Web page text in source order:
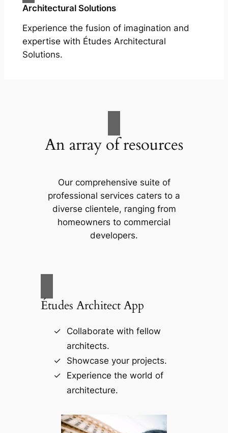
Architectural Solutions
Experience the fusion of imagination and
expertise with Études Architectural
Solutions.
An array of resources
Our comprehensive suite of
professional services caters to a
diverse clientele, ranging from
homeowners to commercial
developers.
Études Architect App
Collaborate with fellow
architects.
Showcase your projects.
Experience the world of
architecture.